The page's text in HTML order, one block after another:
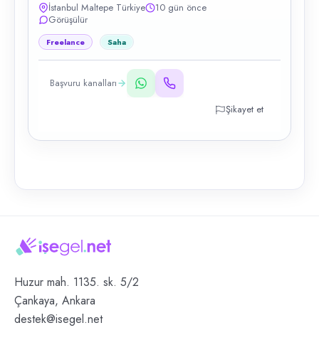
İstanbul Maltepe Türkiye
10 gün önce
Görüşülür
Freelance Saha
Başvuru kanalları
Şikayet et
Huzur mah. 1135. sk. 5/2
Çankaya, Ankara
destek@isegel.net